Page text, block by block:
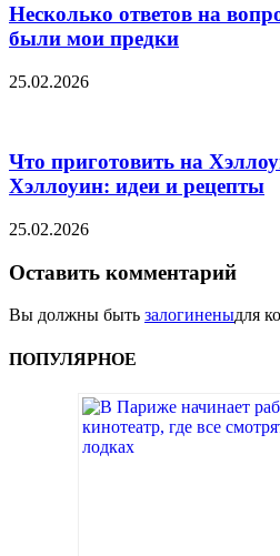
Несколько ответов на
были мои предки
25.02.2026
Что приготовить на
Хэллоуин: идеи и рецепты
25.02.2026
Оставить комментарий
Вы должны быть залогиненыдля
ПОПУЛЯРНОЕ